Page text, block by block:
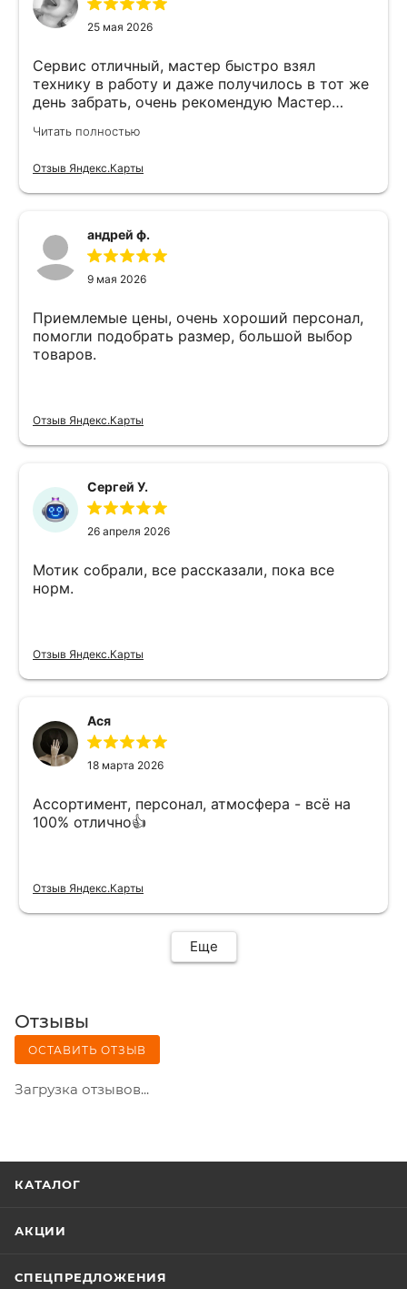
25 мая 2026
Сервис отличный, мастер быстро взял
технику в работу и даже получилось в тот же
день забрать, очень рекомендую Мастер
Читать полностью
Отзыв Яндекс.Карты
андрей ф.
9 мая 2026
Приемлемые цены, очень хороший персонал,
помогли подобрать размер, большой выбор
товаров.
Отзыв Яндекс.Карты
Сергей У.
26 апреля 2026
Мотик собрали, все рассказали, пока все
норм.
Отзыв Яндекс.Карты
Ася
18 марта 2026
Ассортимент, персонал, атмосфера - всё на
100% отлично👍
Отзыв Яндекс.Карты
Еще
Отзывы
ОСТАВИТЬ ОТЗЫВ
Загрузка отзывов...
КАТАЛОГ
АКЦИИ
СПЕЦПРЕДЛОЖЕНИЯ